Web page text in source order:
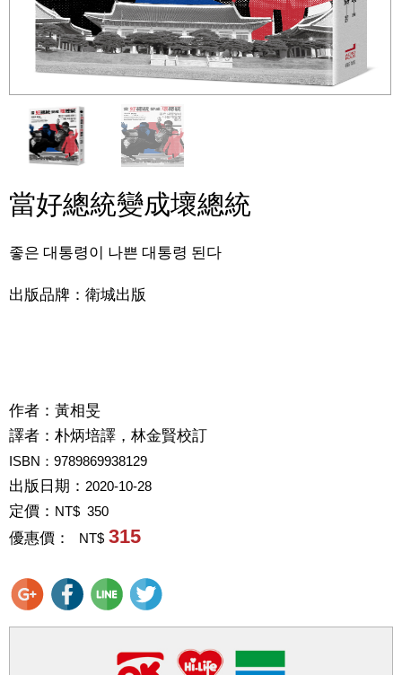
當好總統變成壞總統
좋은 대통령이 나쁜 대통령 된다
出版品牌：衛城出版
作者： 黃相旻
譯者： 朴炳培譯，林金賢校訂
ISBN：9789869938129
出版日期： 2020-10-28
定價： NT$ 350
優惠價： NT$ 315